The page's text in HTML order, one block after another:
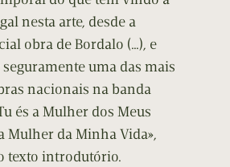
nesta arte, desde a
obra de Bordalo (…), e
seguramente uma das mais
nacionais na banda
és a Mulher dos Meus
Mulher da Minha Vida»,
texto introdutório.